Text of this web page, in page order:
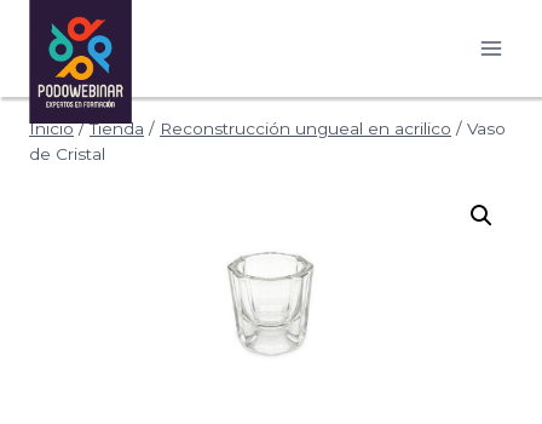
contenido
Inicio / Tienda / Reconstrucción ungueal en acrilico / Vaso
de Cristal